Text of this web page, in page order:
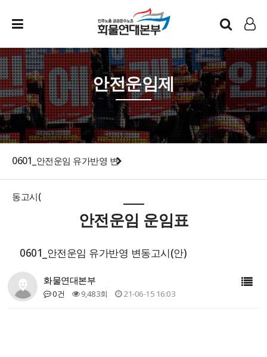
인트라넷
LOG IN
안전운임제
0601_안전운임 유가반영 변
동고시(
안전운임 운임표
0601_안전운임 유가반영 변동고시(안)
화물연대본부
0건 9,483회 21-06-15 16:03